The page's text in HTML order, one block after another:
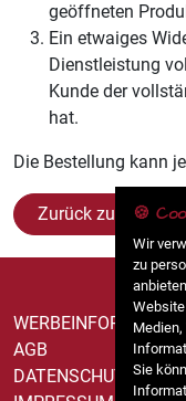
geöffneten
Ein etwaiges
Dienstleistung
Kunde der
hat.
Die Bestellung kann
Zurück zur
WERBEINFORMATION
AGB
DATENSCHUTZ
🍪
Wir
zu
Sie